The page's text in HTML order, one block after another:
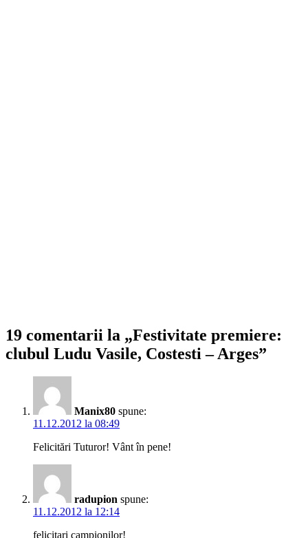
19 comentarii la „Festivitate premiere:
clubul Ludu Vasile, Costesti – Arges”
Manix80 spune:
11.12.2012 la 08:49
Felicitări Tuturor! Vânt în pene!
radupion spune:
11.12.2012 la 12:14
felicitari campionilor!